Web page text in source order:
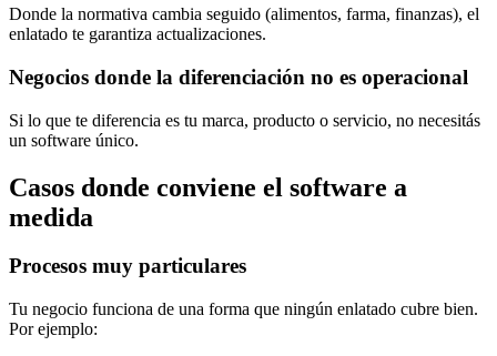
Donde la normativa cambia seguido (alimentos, farma, finanzas), el
enlatado te garantiza actualizaciones.
Negocios donde la diferenciación no es operacional
Si lo que te diferencia es tu marca, producto o servicio, no necesitás
un software único.
Casos donde conviene el software a
medida
Procesos muy particulares
Tu negocio funciona de una forma que ningún enlatado cubre bien.
Por ejemplo: